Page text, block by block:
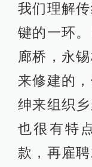
我们理解
键的一环
廊桥，永
来修建的
绅来组织
也很有特
款，再雇